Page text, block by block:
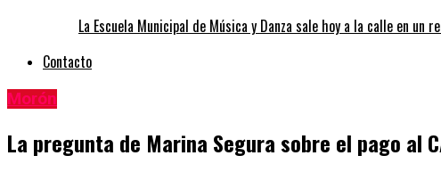
La Escuela Municipal de Música y Danza sale hoy a la calle en
Contacto
Morón
La pregunta de Marina Segura sobre el pago al